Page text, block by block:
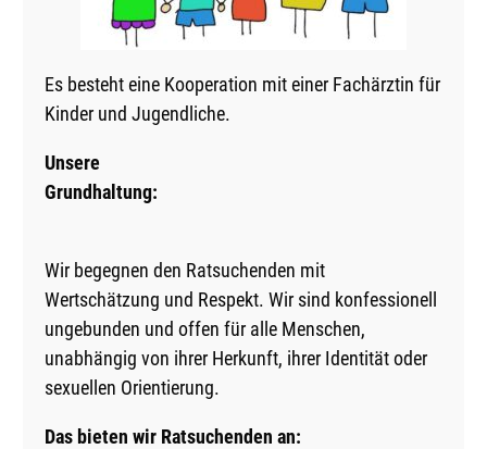
Es besteht eine Kooperation mit einer Fachärztin für
Kinder und Jugendliche.
Unsere
Grundhaltung:
Wir begegnen den Ratsuchenden mit
Wertschätzung und Respekt. Wir sind konfessionell
ungebunden und offen für alle Menschen,
unabhängig von ihrer Herkunft, ihrer Identität oder
sexuellen Orientierung.
Das bieten wir Ratsuchenden an: